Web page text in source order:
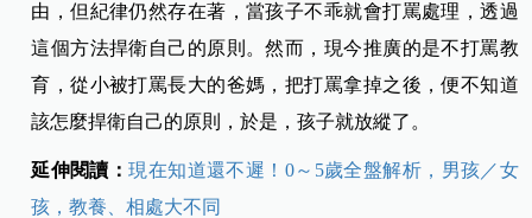
由，但紀律仍然存在著，當孩子不乖就會打罵處理，透過
這個方法捍衛自己的原則。然而，現今推廣的是不打罵教
育，從小被打罵長大的爸媽，把打罵拿掉之後，便不知道
該怎麼捍衛自己的原則，於是，孩子就放縱了。
延伸閱讀：現在知道還不遲！0～5歲全盤解析，男孩／女
孩，教養、相處大不同